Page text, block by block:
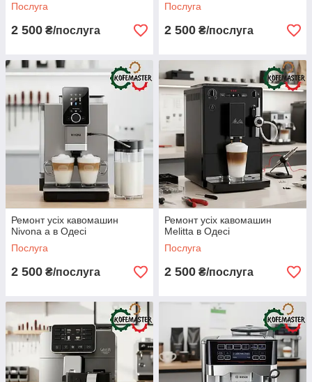
Послуга
2 500 ₴/послуга
Послуга
2 500 ₴/послуга
Ремонт усіх кавомашин
Nivona a в Одесі
Послуга
2 500 ₴/послуга
Ремонт усіх кавомашин
Melitta в Одесі
Послуга
2 500 ₴/послуга